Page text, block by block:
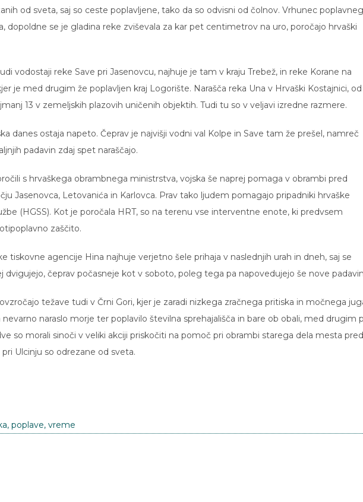
od sveta, saj so ceste poplavljene, tako da so odvisni od čolnov. Vrhunec
dopoldne se je gladina reke zviševala za kar pet centimetrov na uro, poročajo hrvaški
vodostaji reke Save pri Jasenovcu, najhuje je tam v kraju Trebež, in reke Korane na
je med drugim že poplavljen kraj Logorište. Narašča reka Una v Hrvaški Kostajnici, od
13 v zemeljskih plazovih uničenih objektih. Tudi tu so v veljavi izredne razmere.
danes ostaja napeto. Čeprav je najvišji vodni val Kolpe in Save tam že prešel, namreč
padavin zdaj spet naraščajo.
s hrvaškega obrambnega ministrstva, vojska še naprej pomaga v obrambi pred
Jasenovca, Letovanića in Karlovca. Prav tako ljudem pomagajo pripadniki hrvaške
(HGSS). Kot je poročala HRT, so na terenu vse interventne enote, ki predvsem
zaščito.
tiskovne agencije Hina najhuje verjetno šele prihaja v naslednjih urah in dneh, saj se
dvigujejo, čeprav počasneje kot v soboto, poleg tega pa napovedujejo še nove
težave tudi v Črni Gori, kjer je zaradi nizkega zračnega pritiska in močnega
nevarno naraslo morje ter poplavilo številna sprehajališča in bare ob obali, med drugim
so morali sinoči v veliki akciji priskočiti na pomoč pri obrambi starega dela mesta pred
Ulcinju so odrezane od sveta.
, poplave, vreme